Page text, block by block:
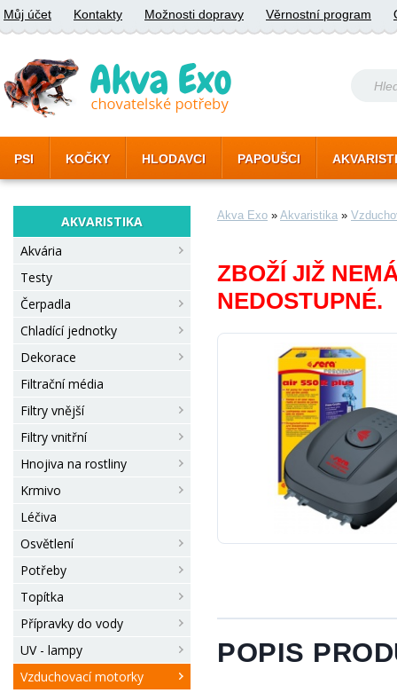
Můj účet Kontakty Možnosti dopravy Věrnostní program
PSI KOČKY HLODAVCI PAPOUŠCI
AKVARISTIKA
Akvária
Testy
Čerpadla
Chladící jednotky
Dekorace
Filtrační média
Filtry vnější
Filtry vnitřní
Hnojiva na rostliny
Krmivo
Léčiva
Osvětlení
Potřeby
Topítka
Přípravky do vody
UV - lampy
Vzduchovací motorky
Akva Exo » Akvaristika »
ZBOŽÍ JIŽ
NEDOSTUPNÉ.
POPIS